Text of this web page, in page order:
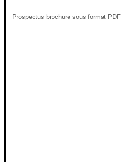
Prospectus brochure sous format PDF